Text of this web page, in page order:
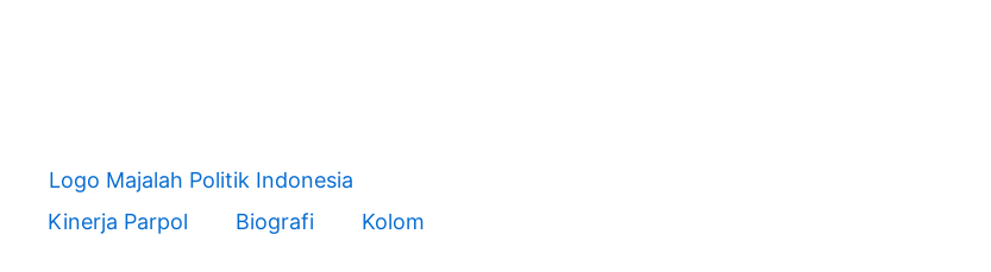
Kinerja Parpol Biografi Kolom